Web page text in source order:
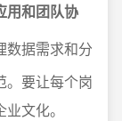
用和团队协
数据需求和分
。要让每个岗
文化。